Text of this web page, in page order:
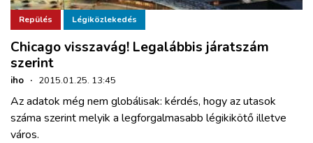
Repülés Légiközlekedés
Chicago visszavág! Legalábbis járatszám
szerint
iho · 2015.01.25. 13:45
Az adatok még nem globálisak: kérdés, hogy az utasok
száma szerint melyik a legforgalmasabb légikikötő illetve
város.